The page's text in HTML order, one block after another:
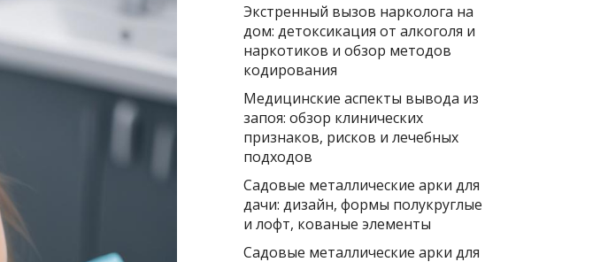
Экстренный вызов нарколога на
дом: детоксикация от алкоголя и
наркотиков и обзор методов
кодирования
Медицинские аспекты вывода из
запоя: обзор клинических
признаков, рисков и лечебных
подходов
Садовые металлические арки для
дачи: дизайн, формы полукруглые
и лофт, кованые элементы
Садовые металлические арки для